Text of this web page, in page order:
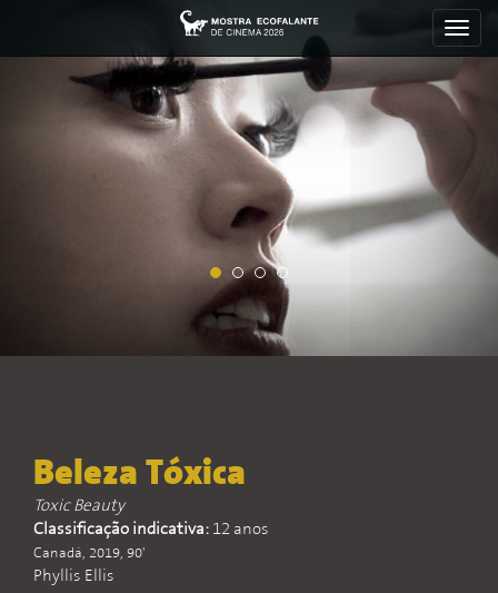
Beleza Tóxica
Toxic Beauty
Classificação indicativa: 12 anos
Canadá, 2019, 90'
Phyllis Ellis